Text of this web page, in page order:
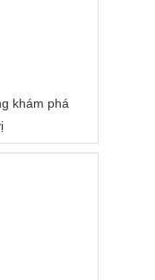
khám phá